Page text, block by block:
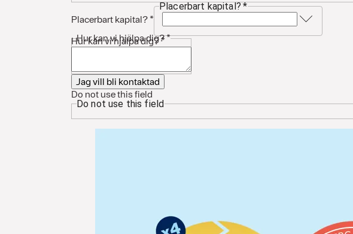
Placerbart kapital?*
Placerbart kapital? *
Hur kan vi hjälpa dig?*
Hur kan vi hjälpa dig?*
Jag vill bli kontaktad
Do not use this field
Do not use this field